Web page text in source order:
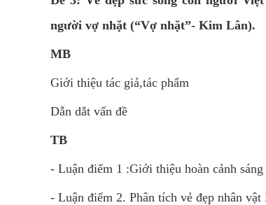
người vợ nhặt (“Vợ nhặt”- Kim Lân).
MB
Giới thiệu tác giả,tác phẩm
Dẫn dắt vấn đề
TB
- Luận điểm 1 :Giới thiệu hoàn cảnh
- Luận điểm 2. Phân tích vẻ đẹp nhân